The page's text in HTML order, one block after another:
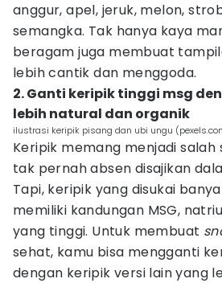
anggur, apel, jeruk, melon,
semangka. Tak hanya kaya
beragam juga membuat
lebih cantik dan menggoda.
2. Ganti keripik tinggi msg
lebih natural dan organik
ilustrasi keripik pisang dan ubi ungu
Keripik memang menjadi
tak pernah absen disajikan
Tapi, keripik yang disukai
memiliki kandungan MSG,
yang tinggi. Untuk membuat
sehat, kamu bisa mengganti
dengan keripik versi lain yang